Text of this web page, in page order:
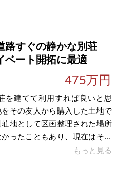
こで試してみませんか。 こ
を建てるために購入したもの
念し、その後放置されていま
いました
路すぐの静かな別荘
ベート開拓に最適
475万円
を建てて利用すれば良いと思
その友人から購入した土地で
地として区画整理された場所
ったこともあり、現在はその
もっと見る